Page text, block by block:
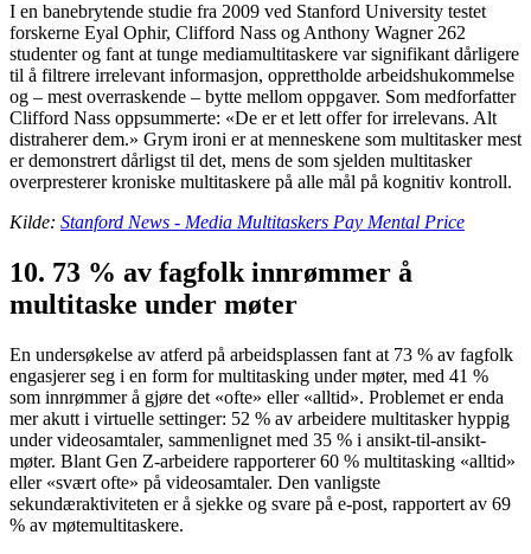
I en banebrytende studie fra 2009 ved Stanford University testet
forskerne Eyal Ophir, Clifford Nass og Anthony Wagner 262
studenter og fant at tunge mediamultitaskere var signifikant dårligere
til å filtrere irrelevant informasjon, opprettholde arbeidshukommelse
og – mest overraskende – bytte mellom oppgaver. Som medforfatter
Clifford Nass oppsummerte: «De er et lett offer for irrelevans. Alt
distraherer dem.» Grym ironi er at menneskene som multitasker mest
er demonstrert dårligst til det, mens de som sjelden multitasker
overpresterer kroniske multitaskere på alle mål på kognitiv kontroll.
Kilde: Stanford News - Media Multitaskers Pay Mental Price
10. 73 % av fagfolk innrømmer å
multitaske under møter
En undersøkelse av atferd på arbeidsplassen fant at 73 % av fagfolk
engasjerer seg i en form for multitasking under møter, med 41 %
som innrømmer å gjøre det «ofte» eller «alltid». Problemet er enda
mer akutt i virtuelle settinger: 52 % av arbeidere multitasker hyppig
under videosamtaler, sammenlignet med 35 % i ansikt-til-ansikt-
møter. Blant Gen Z-arbeidere rapporterer 60 % multitasking «alltid»
eller «svært ofte» på videosamtaler. Den vanligste
sekundæraktiviteten er å sjekke og svare på e-post, rapportert av 69
% av møtemultitaskere.